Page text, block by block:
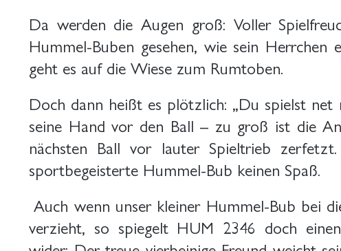
Da werden die Augen groß: Voller
Hummel-Buben gesehen, wie sein Herrchen
geht es auf die Wiese zum Rumtoben.
Doch dann heißt es plötzlich: „Du spielst net
seine Hand vor den Ball – zu groß ist die
nächsten Ball vor lauter Spieltrieb
sportbegeisterte Hummel-Bub keinen Spaß.
Auch wenn unser kleiner Hummel-Bub bei
verzieht, so spiegelt HUM 2346 doch